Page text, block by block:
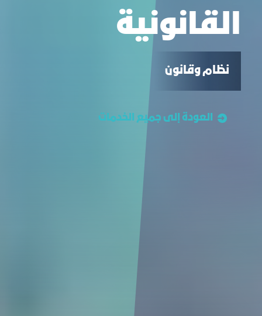
القانونية
نظام وقانون
العودة إلى جميع الخدمات